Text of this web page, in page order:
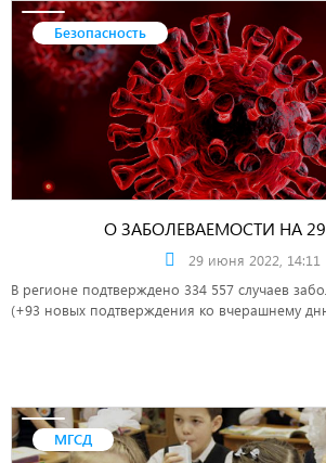
Безопасность
О ЗАБОЛЕВАЕМОСТИ НА
29 июня 2022, 14:11
В регионе подтверждено 334 557 случаев
(+93 новых подтверждения ко вчерашнему
МГСД